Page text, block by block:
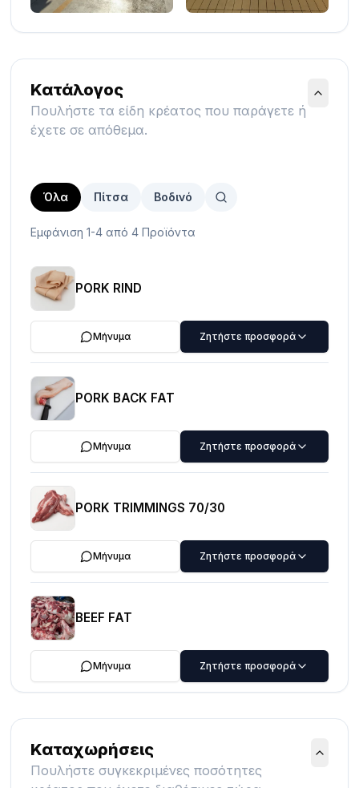
Κατάλογος
Πουλήστε τα είδη κρέατος που παράγετε ή
έχετε σε απόθεμα.
Όλα Πίτσα Βοδινό
Εμφάνιση 1-4 από 4 Προϊόντα
PORK RIND
Μήνυμα Ζητήστε προσφορά
PORK BACK FAT
Μήνυμα Ζητήστε προσφορά
PORK TRIMMINGS 70/30
Μήνυμα Ζητήστε προσφορά
BEEF FAT
Μήνυμα Ζητήστε προσφορά
Καταχωρήσεις
Πουλήστε συγκεκριμένες ποσότητες